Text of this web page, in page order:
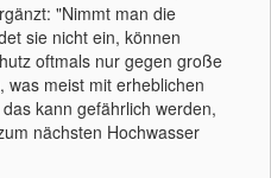
"Nimmt man die
sie nicht ein, können
oftmals nur gegen große
was meist mit erheblichen
kann gefährlich werden,
nächsten Hochwasser